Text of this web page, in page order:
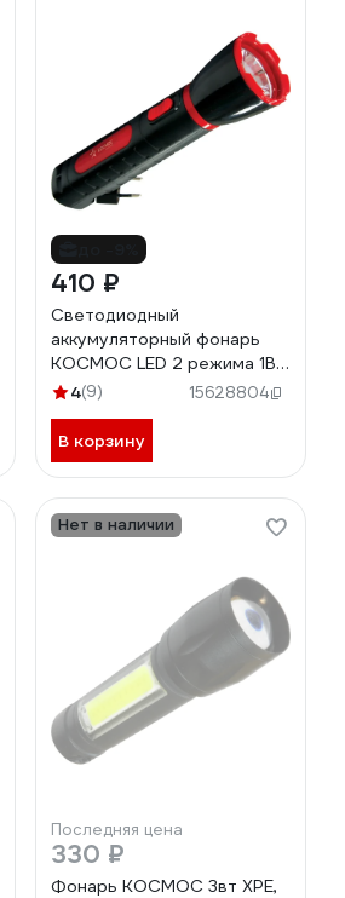
410 ₽
Светодиодный
аккумуляторный фонарь
КОСМОС LED 2 режима 1Вт
500мА.ч прямая зарядка
KOCAcc103LED
4(9) 15628804
В корзину
Нет в наличии
Последняя цена
330 ₽
Фонарь КОСМОС 3вт ХРЕ,